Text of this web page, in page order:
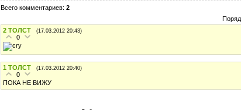
Всего комментариев: 2
2 ТОЛСТ (17.03.2012 20:43)
0
1 ТОЛСТ (17.03.2012 20:40)
0
ПОКА НЕ ВИЖУ